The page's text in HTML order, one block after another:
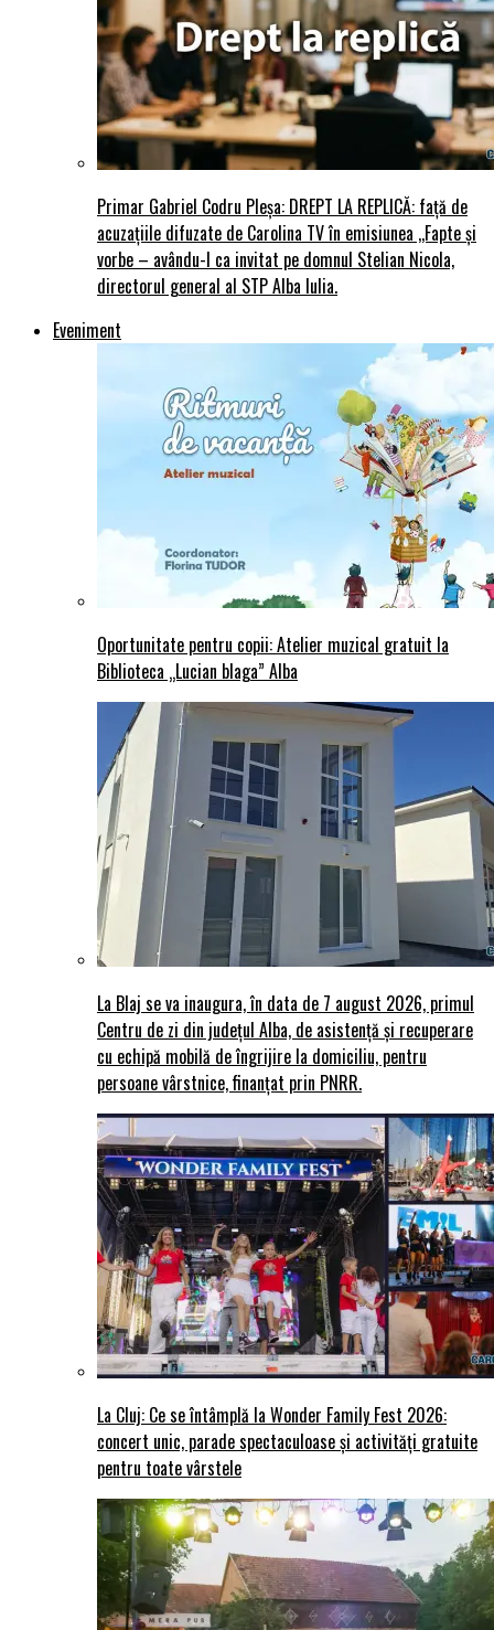
Primar Gabriel Codru Pleșa: DREPT LA REPLICĂ: față de
acuzațiile difuzate de Carolina TV în emisiunea ,,Fapte și
vorbe – avându-l ca invitat pe domnul Stelian Nicola,
directorul general al STP Alba Iulia.
Eveniment
Oportunitate pentru copii: Atelier muzical gratuit la
Biblioteca „Lucian blaga” Alba
La Blaj se va inaugura, în data de 7 august 2026, primul
Centru de zi din județul Alba, de asistență și recuperare
cu echipă mobilă de îngrijire la domiciliu, pentru
persoane vârstnice, finanțat prin PNRR.
La Cluj: Ce se întâmplă la Wonder Family Fest 2026:
concert unic, parade spectaculoase și activități gratuite
pentru toate vârstele